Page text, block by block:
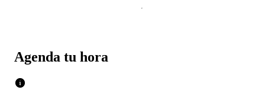
Agenda tu hora